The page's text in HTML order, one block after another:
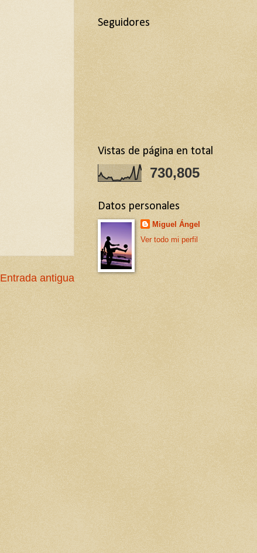
Entrada antigua
Seguidores
Vistas de página en total
730,805
Datos personales
Miguel Ángel
Ver todo mi perfil